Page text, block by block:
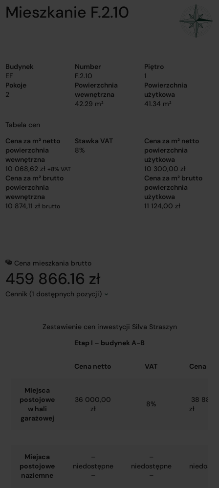
Mieszkanie F.2.10
Budynek
EF
Number
F.2.10
Piętro
1
Pokoje
2
Powierzchnia
wewnętrzna
42.29 m²
Powierzchnia
użytkowa
41.34 m²
Tabela cen
Cena za m² netto
powierzchnia
wewnętrzna
10 068,62 zł+8% VAT
Stawka VAT
8%
Cena za m² netto
powierzchnia
użytkowa
10 300,00 zł
Cena za m² brutto
powierzchnia
wewnętrzna
10 874,11 zł brutto
Cena za m² brutto
powierzchnia
użytkowa
11 124,00 zł
Cena mieszkania brutto
459 866.16 zł
Cennik (1 dostępnych pozycji)
Zestawienie cen inwestycji Silva Straszyn
Etap I – budynek A-B
Cena netto VAT Cena
Miejsca
postojowe
w hali
garażowej
36 000,00
zł
8%
38
zł
Miejsca
postojowe
naziemne
–
niedostępne
–
–
niedostępne
–
–
–